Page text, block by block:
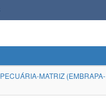
MATRIZ (EMBRAPA-